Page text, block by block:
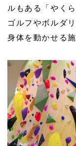
ルもある「やく
ゴルフやボルダ
身体を動かせる